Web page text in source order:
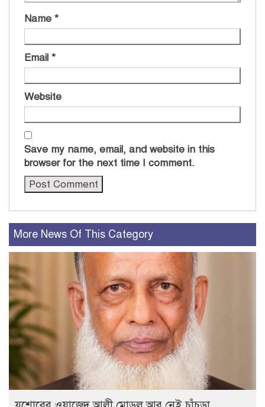
Name *
Email *
Website
Save my name, email, and website in this
browser for the next time I comment.
More News Of This Category